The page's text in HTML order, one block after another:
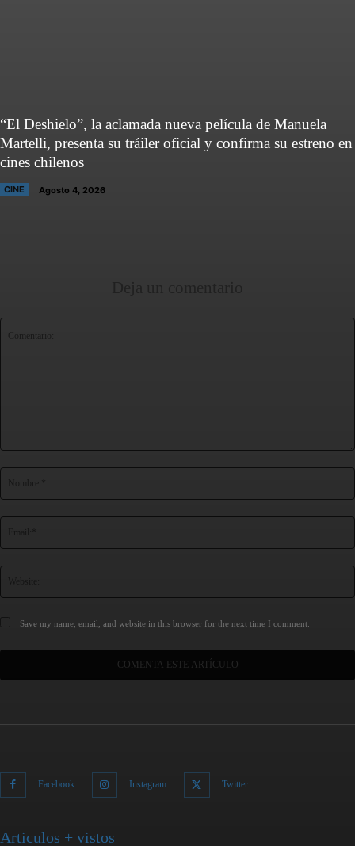
“El Deshielo”, la aclamada nueva película de Manuela
Martelli, presenta su tráiler oficial y confirma su estreno en
cines chilenos
CINE Agosto 4, 2026
Save my name, email, and website in this browser for the next time I comment.
Facebook Instagram Twitter
Articulos + vistos